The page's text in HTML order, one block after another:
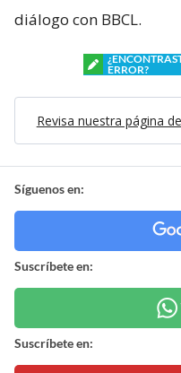
diálogo con BBCL.
ERROR?
Revisa nuestra página
Síguenos en:
Suscríbete en:
Suscríbete en: